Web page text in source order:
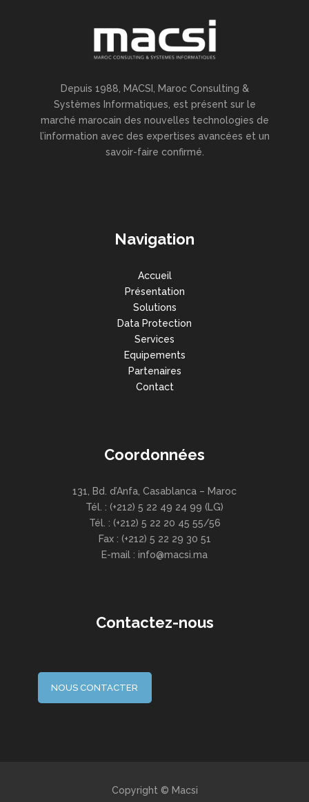
Depuis 1988, MACSI, Maroc Consulting &
Systèmes Informatiques, est présent sur le
marché marocain des nouvelles technologies de
l’information avec des expertises avancées et un
savoir-faire confirmé.
Navigation
Accueil
Présentation
Solutions
Data Protection
Services
Equipements
Partenaires
Contact
Coordonnées
131, Bd. d’Anfa, Casablanca – Maroc
Tél. : (+212) 5 22 49 24 99 (LG)
Tél. : (+212) 5 22 20 45 55/56
Fax : (+212) 5 22 29 30 51
E-mail : info@macsi.ma
Contactez-nous
NOUS CONTACTER
Copyright © Macsi